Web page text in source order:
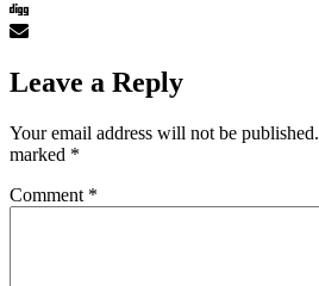
Leave a Reply
Your email address will not be published.
marked *
Comment *